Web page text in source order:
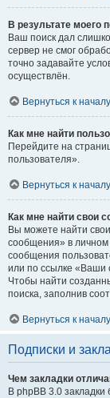
В результате моего
Ваш поиск дал
сервер не смог
точно задавайте
осуществлён.
Вернуться к началу
Как мне найти
Перейдите на
пользователя».
Вернуться к началу
Как мне найти свои
Вы можете найти
сообщения» в личном
сообщения
или по ссылке «Ваши
Чтобы найти
поиска, заполнив
Вернуться к началу
Подписки и
Чем закладки
В phpBB 3.0